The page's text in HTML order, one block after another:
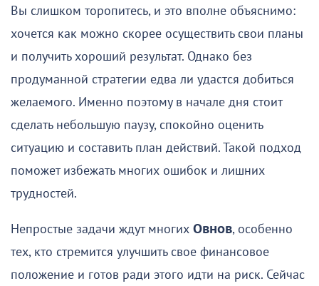
Вы слишком торопитесь, и это вполне объяснимо:
хочется как можно скорее осуществить свои планы
и получить хороший результат. Однако без
продуманной стратегии едва ли удастся добиться
желаемого. Именно поэтому в начале дня стоит
сделать небольшую паузу, спокойно оценить
ситуацию и составить план действий. Такой подход
поможет избежать многих ошибок и лишних
трудностей.
Непростые задачи ждут многих Овнов, особенно
тех, кто стремится улучшить свое финансовое
положение и готов ради этого идти на риск. Сейчас